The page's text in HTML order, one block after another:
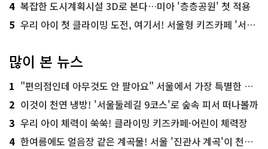
4 복잡한 도시계획시설 3D로 본다…미아 '층층공원' 첫 적용
5 우리 아이 첫 클라이밍 도전, 여기서! 서울형 키즈카페 '서울가족플라자점'
많이 본 뉴스
1 "편의점인데 아무것도 안 팔아요" 서울에서 가장 특별한 편의점의 정체
2 이것이 천연 냉방! '서울둘레길 9코스'로 숲속 피서 떠나볼까
3 우리 아이 체력이 쑥쑥! 클라이밍 키즈카페·어린이 체력장
4 한여름에도 얼음장 같은 계곡물! 서울 '진관사 계곡'이 천국이네~